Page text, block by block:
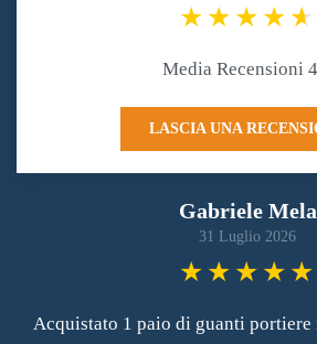
Media Recensioni
LASCIA UNA
Gabriele Mela
31 Luglio 2026
Acquistato 1 paio di guanti portiere